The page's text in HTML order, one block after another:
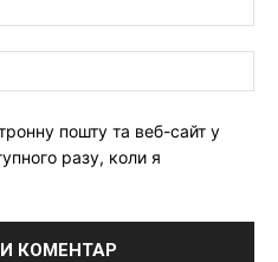
пошту та веб-сайт у
разу, коли я